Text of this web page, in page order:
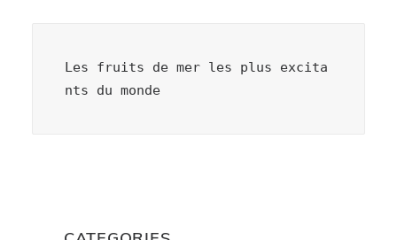
Les fruits de mer les plus excita
nts du monde